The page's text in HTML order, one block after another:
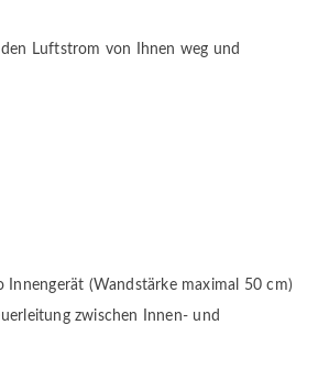
den Luftstrom von Ihnen weg und
(Wandstärke maximal 50 cm)
zwischen Innen- und